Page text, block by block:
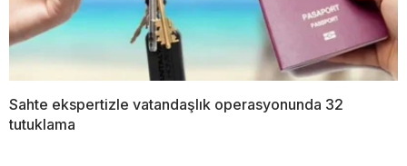
Sahte ekspertizle vatandaşlık operasyonunda 32
tutuklama